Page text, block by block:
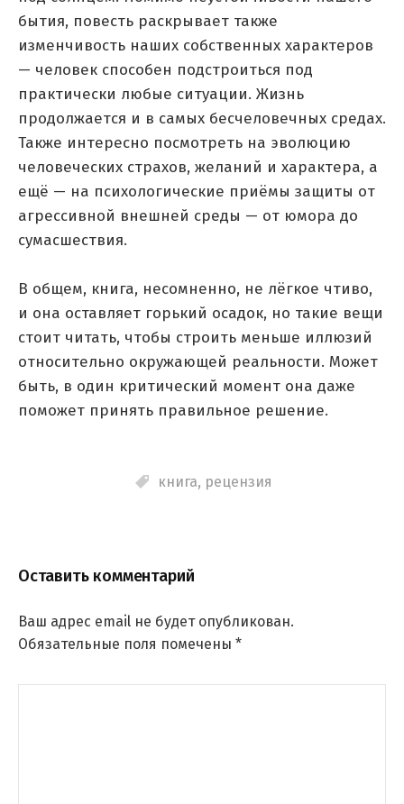
бытия, повесть раскрывает также
изменчивость наших собственных характеров
— человек способен подстроиться под
практически любые ситуации. Жизнь
продолжается и в самых бесчеловечных средах.
Также интересно посмотреть на эволюцию
человеческих страхов, желаний и характера, а
ещё — на психологические приёмы защиты от
агрессивной внешней среды — от юмора до
сумасшествия.
В общем, книга, несомненно, не лёгкое чтиво,
и она оставляет горький осадок, но такие вещи
стоит читать, чтобы строить меньше иллюзий
относительно окружающей реальности. Может
быть, в один критический момент она даже
поможет принять правильное решение.
книга, рецензия
Оставить комментарий
Ваш адрес email не будет опубликован.
Обязательные поля помечены *